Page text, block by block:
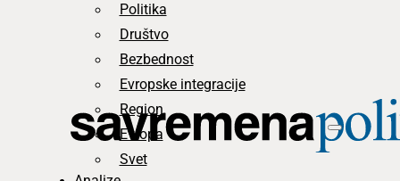
Politika
Društvo
Bezbednost
Evropske integracije
Region
Evropa
Svet